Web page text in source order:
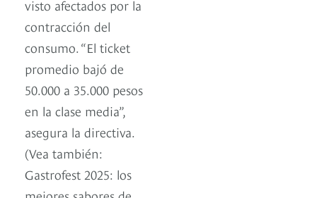
visto afectados por la
contracción del
consumo. “El ticket
promedio bajó de
50.000 a 35.000 pesos
en la clase media”,
asegura la directiva.
(Vea también:
Gastrofest 2025: los